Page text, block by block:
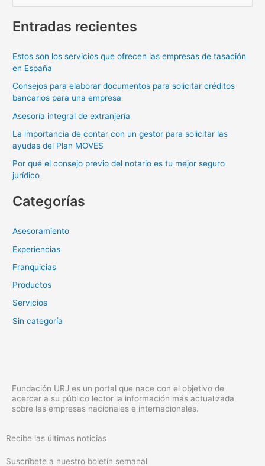
s
a
r
p
:
Entradas recientes
Estos son los servicios que ofrecen las empresas de tasación
en España
Consejos para elaborar documentos para solicitar créditos
bancarios para una empresa
Asesoría integral de extranjería
La importancia de contar con un gestor para solicitar las
ayudas del Plan MOVES
Por qué el consejo previo del notario es tu mejor seguro
jurídico
Categorías
Asesoramiento
Experiencias
Franquicias
Productos
Servicios
Sin categoría
Fundación URJ es un portal que nace con el objetivo de
acercar a su público lector la información más actualizada
sobre las empresas nacionales e internacionales.
Recibe las últimas noticias
Suscríbete a nuestro boletín semanal